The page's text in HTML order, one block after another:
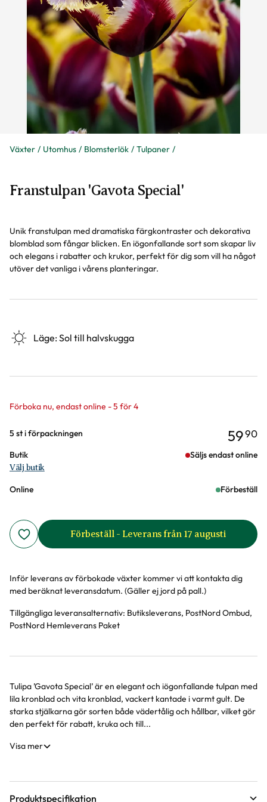
Växter Utomhus Blomsterlök Tulpaner
Franstulpan 'Gavota Special'
Unik franstulpan med dramatiska färgkontraster och dekorativa
blomblad som fångar blicken. En iögonfallande sort som skapar liv
och elegans i rabatter och krukor, perfekt för dig som vill ha något
utöver det vanliga i vårens planteringar.
Läge:Sol till halvskugga
Förboka nu, endast online - 5 för 4
Varianter
5 st i förpackningen 5990
Butik Säljs endast online
Välj butik
Online Förbeställ
Förbeställ - Leverans från 17 augusti
Inför leverans av förbokade växter kommer vi att kontakta dig
med beräknat leveransdatum. (Gäller ej jord på pall.)
Tillgängliga leveransalternativ: Butiksleverans, PostNord Ombud,
PostNord Hemleverans Paket
Produktinformation
Tulipa ’Gavota Special’ är en elegant och iögonfallande tulpan med
lila kronblad och vita kronblad, vackert kantade i varmt gult. De
starka stjälkarna gör sorten både vädertålig och hållbar, vilket gör
den perfekt för rabatt, kruka och till...
Visa mer
Produktspecifikation